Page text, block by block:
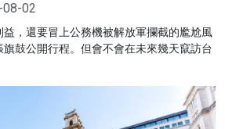
02
益，還要冒上公務機被解放軍攔截的尷尬風
鼓公開行程。但會不會在未來幾天竄訪台